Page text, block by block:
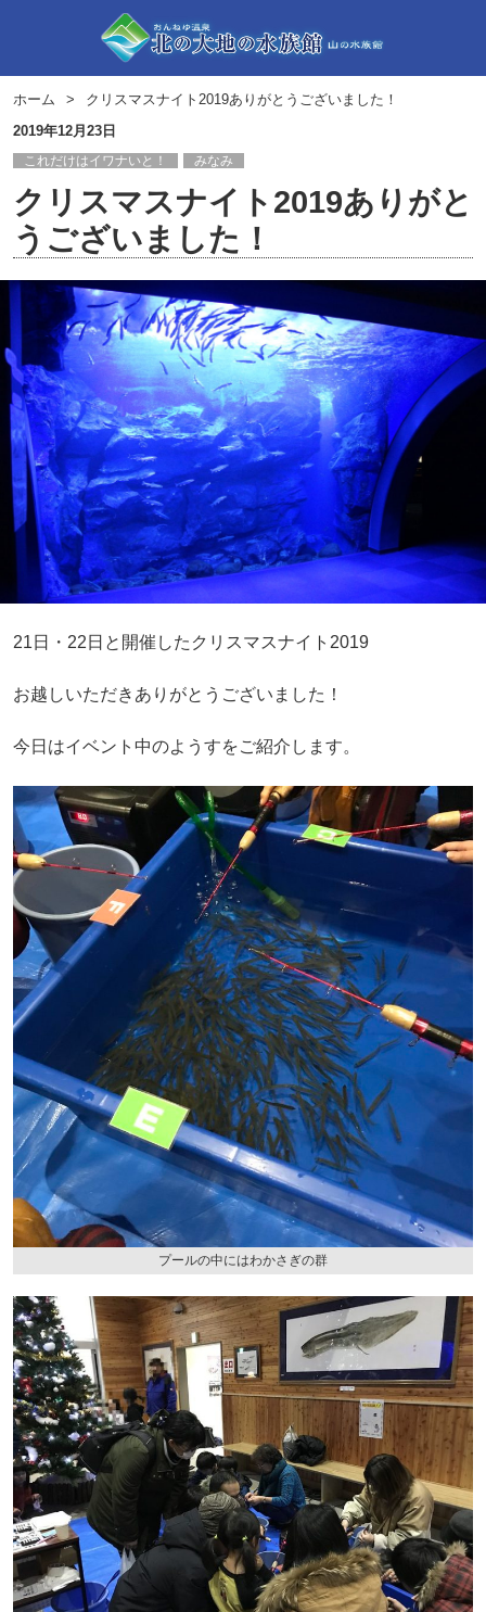
ホーム
クリスマスナイト2019ありがとうございました！
2019年12月23日
これだけはイワナいと！ みなみ
クリスマスナイト2019ありがと
うございました！
21日・22日と開催したクリスマスナイト2019
お越しいただきありがとうございました！
今日はイベント中のようすをご紹介します。
プールの中にはわかさぎの群